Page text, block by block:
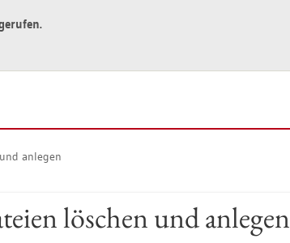
an­le­gen
lö­schen und an­le­gen